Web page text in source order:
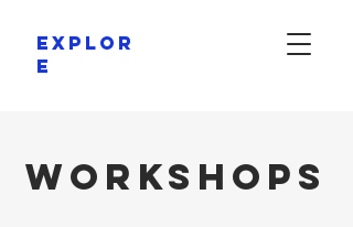
explor
e
workshops